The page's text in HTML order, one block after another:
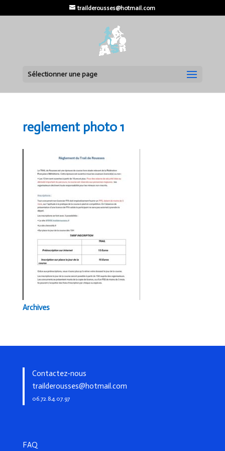
trailderousses@hotmail.com
Sélectionner une page
reglement photo 1
Archives
Contactez-nous
trailderousses@hotmail.com
06.72.84.07.97
FAQ